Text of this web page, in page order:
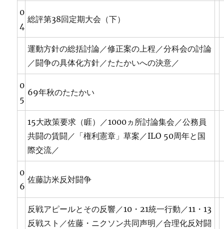
0
4
総評第38回定期大会（下）
運動方針の総括討論／修正案の上程／分科会の討論
／闘争の具体化方針／たたかいへの決意／
0
5
69年秋のたたかい
15大政策要求（睚）／1000ヵ所討論集会／公務員
共闘の賃闘／「権利憲章」草案／ILO 50周年と国
際交流／
0
6
佐藤訪米反対闘争
反戦アピールとその反響／10・21統一行動／11・13
反戦スト／佐藤・ニクソン共同声明／合理化反対闘